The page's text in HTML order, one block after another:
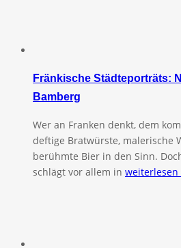
Fränkische Städteporträts:
Bamberg
Wer an Franken denkt, dem
deftige Bratwürste, malerische
berühmte Bier in den Sinn.
schlägt vor allem in